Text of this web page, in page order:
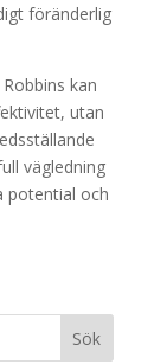
föränderlig
kan
utan
vägledning
potential och
Sök